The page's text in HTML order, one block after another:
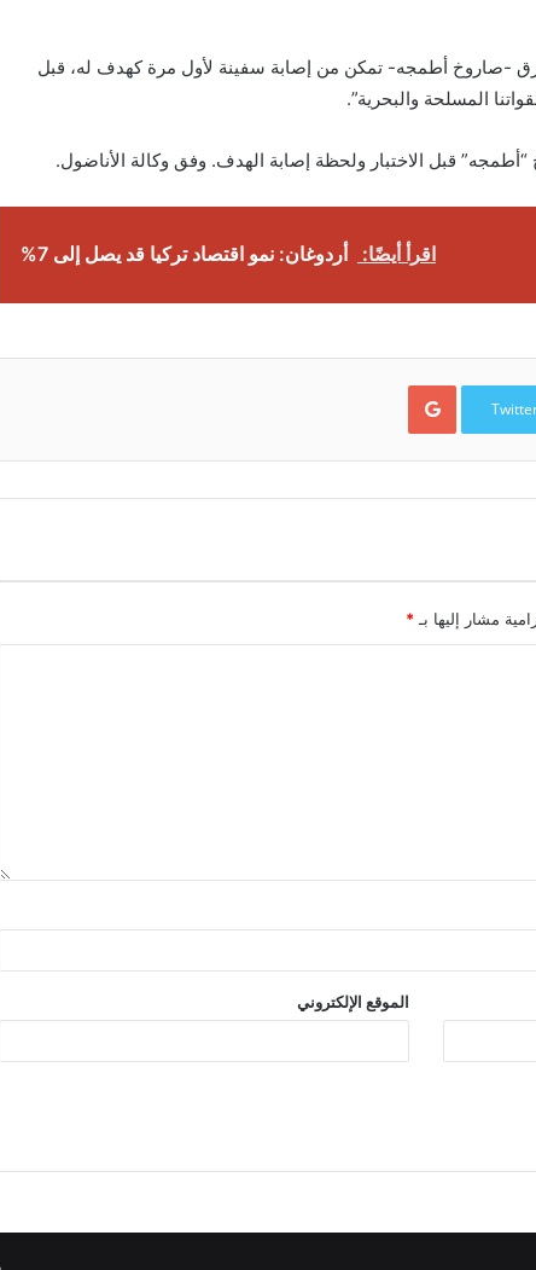
-صاروخ أطمجه- تمكن من إصابة سفينة لأول مرة كهدف له، قبل
المسلحة والبحرية”.
قبل الاختبار ولحظة إصابة الهدف. وفق وكالة الأناضول.
اقرأ أيضًا: أردوغان: نمو اقتصاد تركيا قد يصل إلى 7%
Google+
مشار إليها بـ *
الموقع الإلكتروني